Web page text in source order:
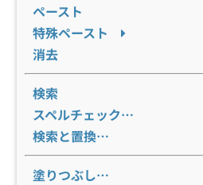
ペースト
特殊ペースト
消去
検索
スペルチェック…
検索と置換…
塗りつぶし…